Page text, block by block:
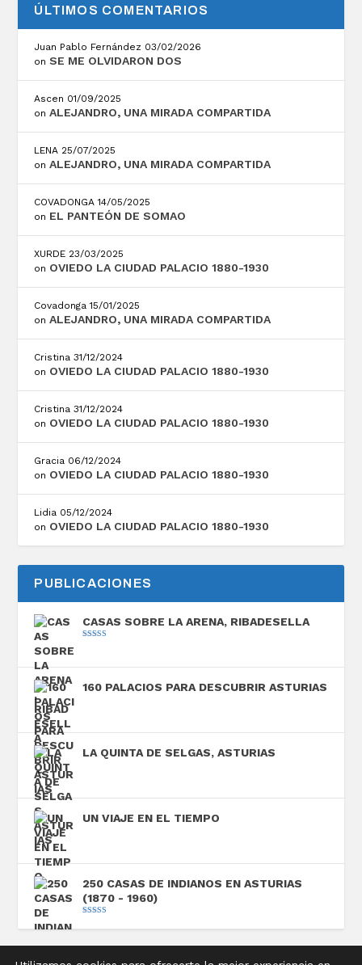
ÚLTIMOS COMENTARIOS
Juan Pablo Fernández 03/02/2026
onSE ME OLVIDARON DOS
Ascen 01/09/2025
onALEJANDRO, UNA MIRADA COMPARTIDA
LENA 25/07/2025
onALEJANDRO, UNA MIRADA COMPARTIDA
COVADONGA 14/05/2025
on EL PANTEÓN DE SOMAO
XURDE 23/03/2025
on OVIEDO LA CIUDAD PALACIO 1880-1930
Covadonga 15/01/2025
onALEJANDRO, UNA MIRADA COMPARTIDA
Cristina 31/12/2024
on OVIEDO LA CIUDAD PALACIO 1880-1930
Cristina 31/12/2024
on OVIEDO LA CIUDAD PALACIO 1880-1930
Gracia 06/12/2024
on OVIEDO LA CIUDAD PALACIO 1880-1930
Lidia 05/12/2024
on OVIEDO LA CIUDAD PALACIO 1880-1930
PUBLICACIONES
CASAS SOBRE LA ARENA, RIBADESELLA
160 PALACIOS PARA DESCUBRIR ASTURIAS
LA QUINTA DE SELGAS, ASTURIAS
UN VIAJE EN EL TIEMPO
250 CASAS DE INDIANOS EN ASTURIAS
(1870 - 1960)